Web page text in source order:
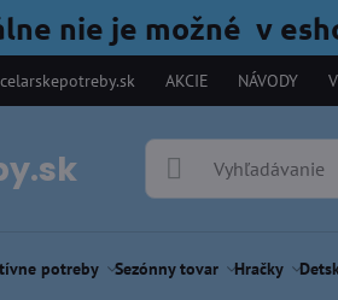
nie je možné v
AKCIE NÁVODY
potreby Sezónny tovar Hračky